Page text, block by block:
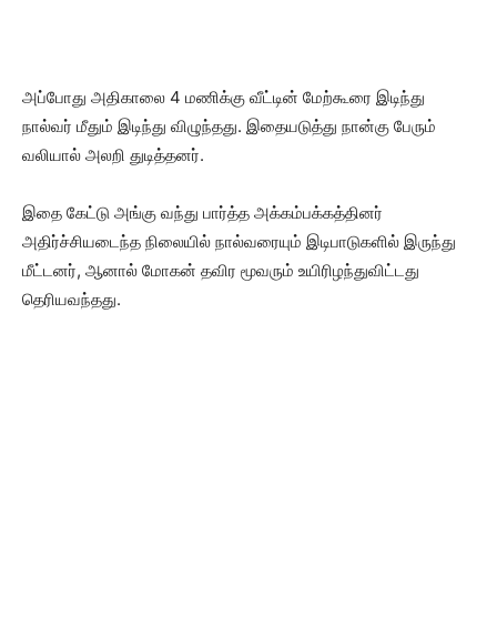
அப்போது அதிகாலை 4 மணிக்கு வீட்டின் மேற்கூரை இடிந்து
நால்வர் மீதும் இடிந்து விழுந்தது. இதையடுத்து நான்கு பேரும்
வலியால் அலறி துடித்தனர்.
இதை கேட்டு அங்கு வந்து பார்த்த அக்கம்பக்கத்தினர்
அதிர்ச்சியடைந்த நிலையில் நால்வரையும் இடிபாடுகளில் இருந்து
மீட்டனர், ஆனால் மோகன் தவிர மூவரும் உயிரிழந்துவிட்டது
தெரியவந்தது.